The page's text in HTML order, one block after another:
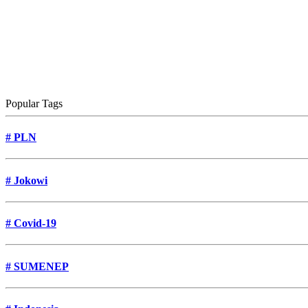
Popular Tags
# PLN
# Jokowi
# Covid-19
# SUMENEP